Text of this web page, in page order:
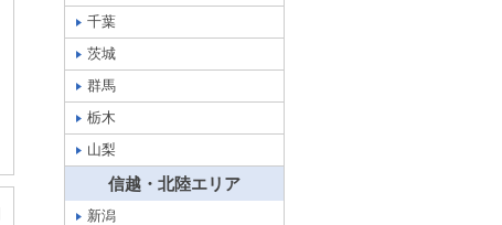
千葉
茨城
群馬
栃木
山梨
信越・北陸エリア
新潟